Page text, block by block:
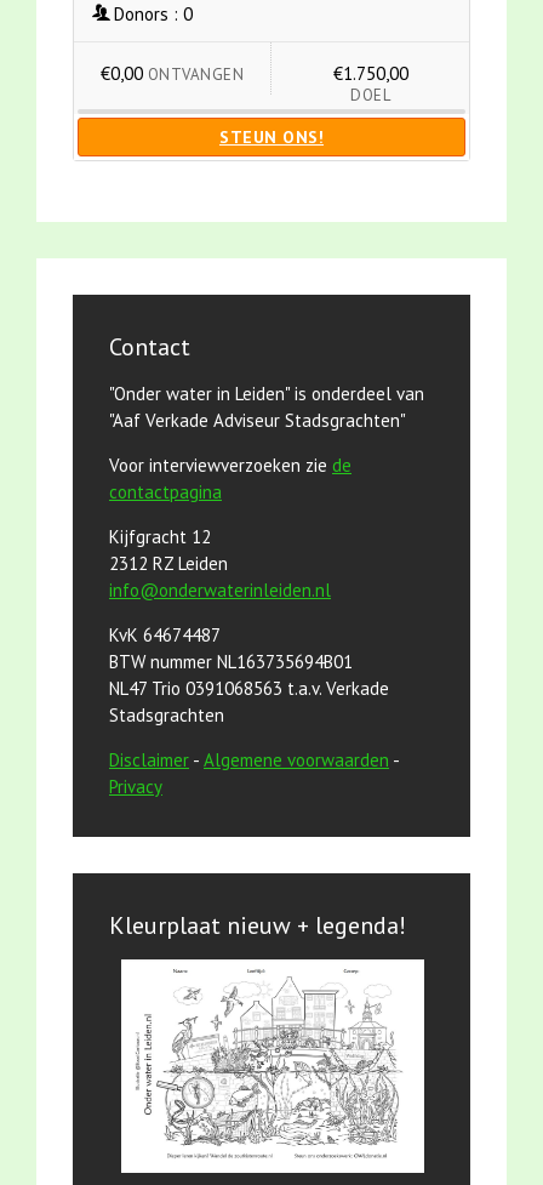
Donors : 0
€0,00 ONTVANGEN €1.750,00
DOEL
STEUN ONS!
Contact
"Onder water in Leiden" is onderdeel van
"Aaf Verkade Adviseur Stadsgrachten"
Voor interviewverzoeken zie de
contactpagina
Kijfgracht 12
2312 RZ Leiden
info@onderwaterinleiden.nl
KvK 64674487
BTW nummer NL163735694B01
NL47 Trio 0391068563 t.a.v. Verkade
Stadsgrachten
Disclaimer - Algemene voorwaarden -
Privacy
Kleurplaat nieuw + legenda!